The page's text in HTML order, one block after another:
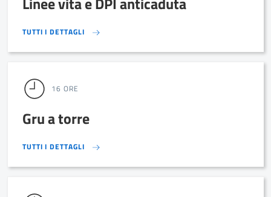
TUTTI I DETTAGLI TUTTI I DETTAGLI
16 ORE
Gru a torre
TUTTI I DETTAGLI TUTTI I DETTAGLI